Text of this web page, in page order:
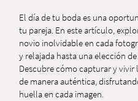
El día de tu boda es una
tu pareja. En este artículo,
novio inolvidable en cada
y relajada hasta una elección
Descubre cómo capturar y
de manera auténtica,
huella en cada imagen.